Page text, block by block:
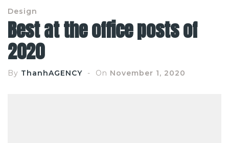
Design
Best at the office posts of
2020
By ThanhAGENCY On November 1, 2020